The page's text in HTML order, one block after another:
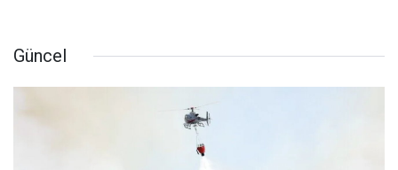
Güncel